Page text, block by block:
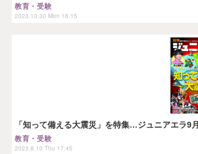
教育・受験
2023.10.30 Mon 16:15
「知って備える大震災」を特集…ジュニアエラ9
教育・受験
2023.8.10 Thu 17:45